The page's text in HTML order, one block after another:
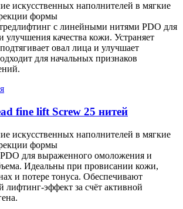
искусственных наполнителей в мягкие
формы
с линейными нитями PDO для
улучшения качества кожи. Устраняет
овал лица и улучшает
для начальных признаков
fine lift Screw 25 нитей
искусственных наполнителей в мягкие
формы
для выраженного омоложения и
Идеальны при провисании кожи,
и потере тонуса. Обеспечивают
лифтинг-эффект за счёт активной